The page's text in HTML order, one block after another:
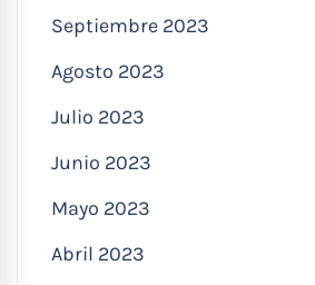
Septiembre 2023
Agosto 2023
Julio 2023
Junio 2023
Mayo 2023
Abril 2023